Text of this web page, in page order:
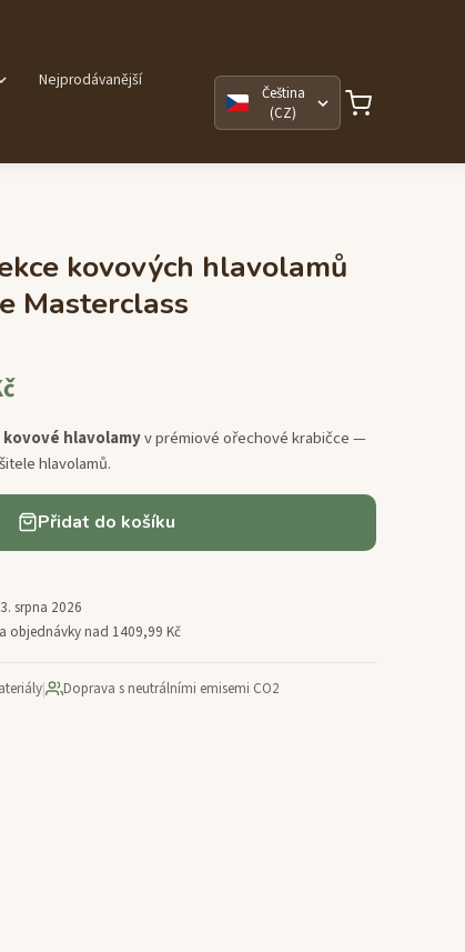
Nejprodávanější
Čeština
(CZ)
kovových hlavolamů
Masterclass
hlavolamyv prémiové ořechové krabičce —
hlavolamů.
Přidat do košíku
srpna 2026
objednávky nad 1409,99 Kč
| Doprava s neutrálními emisemi CO2